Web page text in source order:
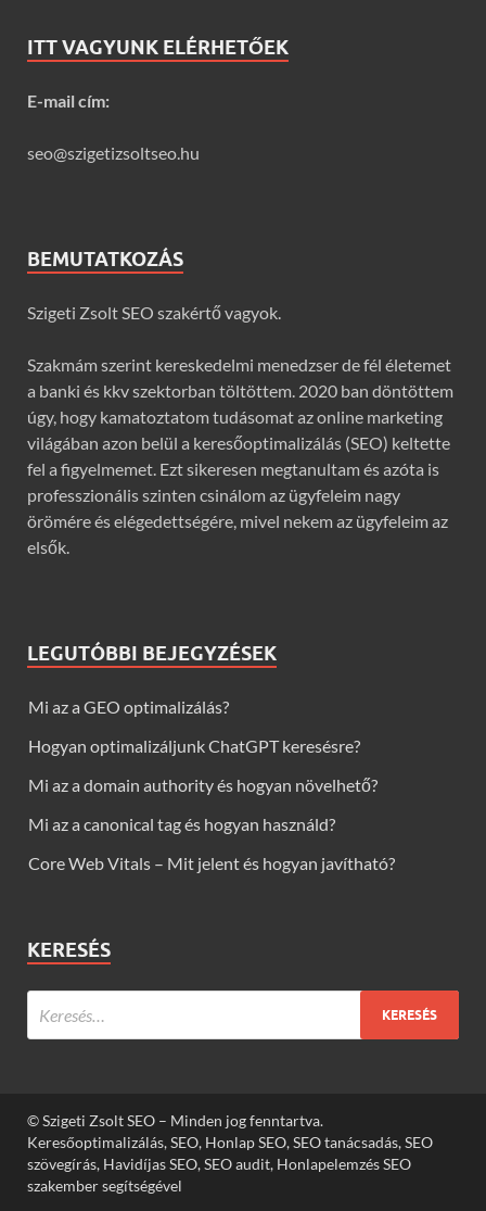
ITT VAGYUNK ELÉRHETŐEK
E-mail cím:
seo@szigetizsoltseo.hu
BEMUTATKOZÁS
Szigeti Zsolt SEO szakértő vagyok.
Szakmám szerint kereskedelmi menedzser de fél életemet
a banki és kkv szektorban töltöttem. 2020 ban döntöttem
úgy, hogy kamatoztatom tudásomat az online marketing
világában azon belül a keresőoptimalizálás (SEO) keltette
fel a figyelmemet. Ezt sikeresen megtanultam és azóta is
professzionális szinten csinálom az ügyfeleim nagy
örömére és elégedettségére, mivel nekem az ügyfeleim az
elsők.
LEGUTÓBBI BEJEGYZÉSEK
Mi az a GEO optimalizálás?
Hogyan optimalizáljunk ChatGPT keresésre?
Mi az a domain authority és hogyan növelhető?
Mi az a canonical tag és hogyan használd?
Core Web Vitals – Mit jelent és hogyan javítható?
KERESÉS
© Szigeti Zsolt SEO – Minden jog fenntartva.
Keresőoptimalizálás, SEO, Honlap SEO, SEO tanácsadás, SEO
szövegírás, Havidíjas SEO, SEO audit, Honlapelemzés SEO
szakember segítségével